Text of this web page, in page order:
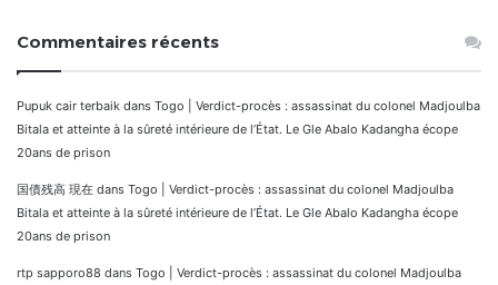
Commentaires récents
Pupuk cair terbaik dans Togo | Verdict-procès : assassinat du colonel Madjoulba
Bitala et atteinte à la sûreté intérieure de l’État. Le Gle Abalo Kadangha écope
20ans de prison
国債残高 現在 dans Togo | Verdict-procès : assassinat du colonel Madjoulba
Bitala et atteinte à la sûreté intérieure de l’État. Le Gle Abalo Kadangha écope
20ans de prison
rtp sapporo88 dans Togo | Verdict-procès : assassinat du colonel Madjoulba